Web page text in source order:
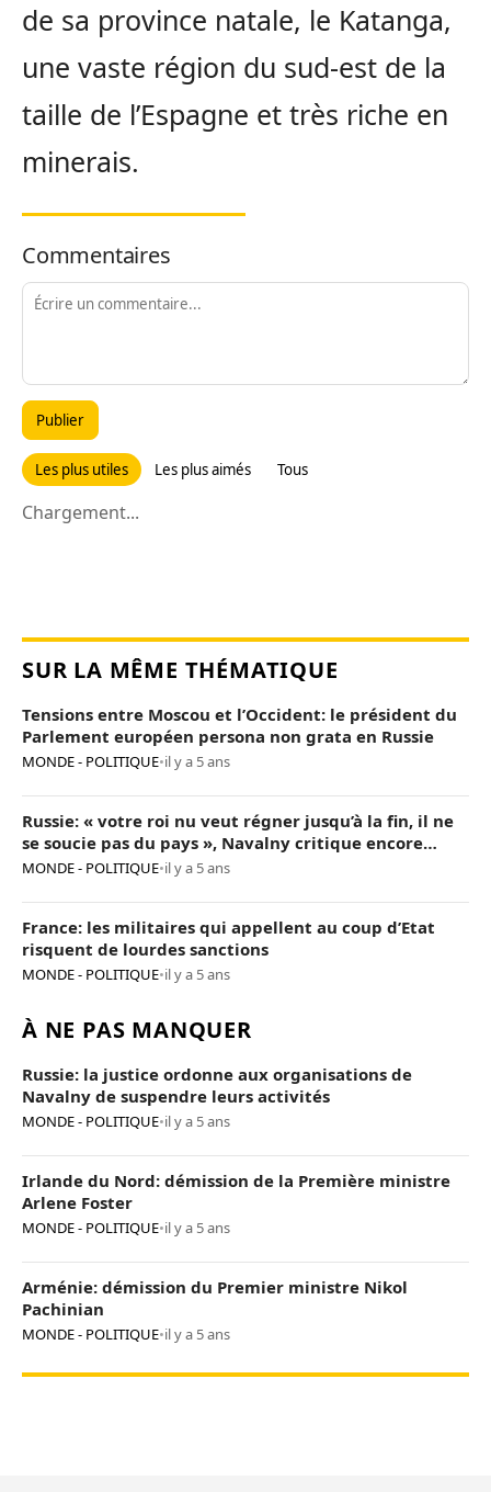
de sa province natale, le Katanga,
une vaste région du sud-est de la
taille de l’Espagne et très riche en
minerais.
Commentaires
Publier
Les plus utiles Les plus aimés Tous
Chargement...
SUR LA MÊME THÉMATIQUE
Tensions entre Moscou et l’Occident: le président du
Parlement européen persona non grata en Russie
MONDE - POLITIQUE•il y a 5 ans
Russie: « votre roi nu veut régner jusqu’à la fin, il ne
se soucie pas du pays », Navalny critique encore
Poutine
MONDE - POLITIQUE•il y a 5 ans
France: les militaires qui appellent au coup d’Etat
risquent de lourdes sanctions
MONDE - POLITIQUE•il y a 5 ans
À NE PAS MANQUER
Russie: la justice ordonne aux organisations de
Navalny de suspendre leurs activités
MONDE - POLITIQUE•il y a 5 ans
Irlande du Nord: démission de la Première ministre
Arlene Foster
MONDE - POLITIQUE•il y a 5 ans
Arménie: démission du Premier ministre Nikol
Pachinian
MONDE - POLITIQUE•il y a 5 ans